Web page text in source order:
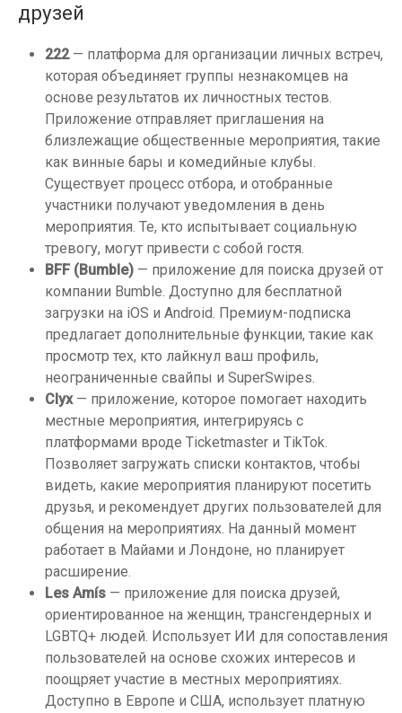
друзей
222— платформа для организации личных встреч,
которая объединяет группы незнакомцев на
основе результатов их личностных тестов.
Приложение отправляет приглашения на
близлежащие общественные мероприятия, такие
как винные бары и комедийные клубы.
Существует процесс отбора, и отобранные
участники получают уведомления в день
мероприятия. Те, кто испытывает социальную
тревогу, могут привести с собой гостя.
BFF (Bumble) — приложение для поиска друзей от
компании Bumble. Доступно для бесплатной
загрузки на iOS и Android. Премиум-подписка
предлагает дополнительные функции, такие как
просмотр тех, кто лайкнул ваш профиль,
неограниченные свайпы и SuperSwipes.
Clyx— приложение, которое помогает находить
местные мероприятия, интегрируясь с
платформами вроде Ticketmaster и TikTok.
Позволяет загружать списки контактов, чтобы
видеть, какие мероприятия планируют посетить
друзья, и рекомендует других пользователей для
общения на мероприятиях. На данный момент
работает в Майами и Лондоне, но планирует
расширение.
Les Amís — приложение для поиска друзей,
ориентированное на женщин, трансгендерных и
LGBTQ+ людей. Использует ИИ для сопоставления
пользователей на основе схожих интересов и
поощряет участие в местных мероприятиях.
Доступно в Европе и США, использует платную